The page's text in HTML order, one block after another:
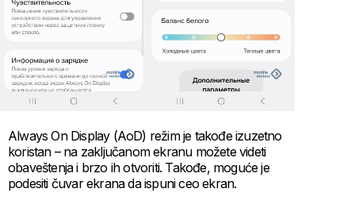
Always On Display (AoD) režim je takođe izuzetno
koristan – na zaključanom ekranu možete videti
obaveštenja i brzo ih otvoriti. Takođe, moguće je
podesiti čuvar ekrana da ispuni ceo ekran.